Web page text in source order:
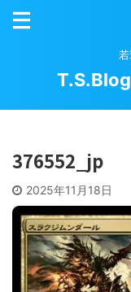
376552_jp
2025年11月18日